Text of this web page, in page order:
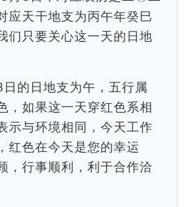
应天干地支为丙午年癸巳
们只要关心这一天的日地
的日地支为午，五行属
，如果这一天穿红色系相
示与环境相同，今天工作
红色在今天是您的幸运
，行事顺利，利于合作洽